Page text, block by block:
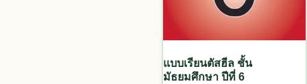
แบบเรียนตัสฮีล ชั้น
มัธยมศึกษา ปีที่ 6